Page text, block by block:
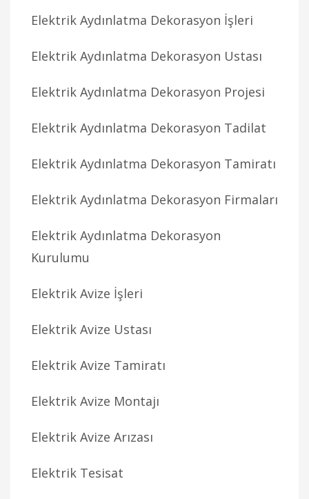
Elektrik Aydınlatma Dekorasyon İşleri
Elektrik Aydınlatma Dekorasyon Ustası
Elektrik Aydınlatma Dekorasyon Projesi
Elektrik Aydınlatma Dekorasyon Tadilat
Elektrik Aydınlatma Dekorasyon Tamiratı
Elektrik Aydınlatma Dekorasyon Firmaları
Elektrik Aydınlatma Dekorasyon
Kurulumu
Elektrik Avize İşleri
Elektrik Avize Ustası
Elektrik Avize Tamiratı
Elektrik Avize Montajı
Elektrik Avize Arızası
Elektrik Tesisat